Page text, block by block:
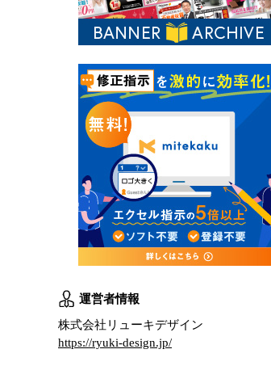
運営者情報
株式会社リューキデザイン
https://ryuki-design.jp/